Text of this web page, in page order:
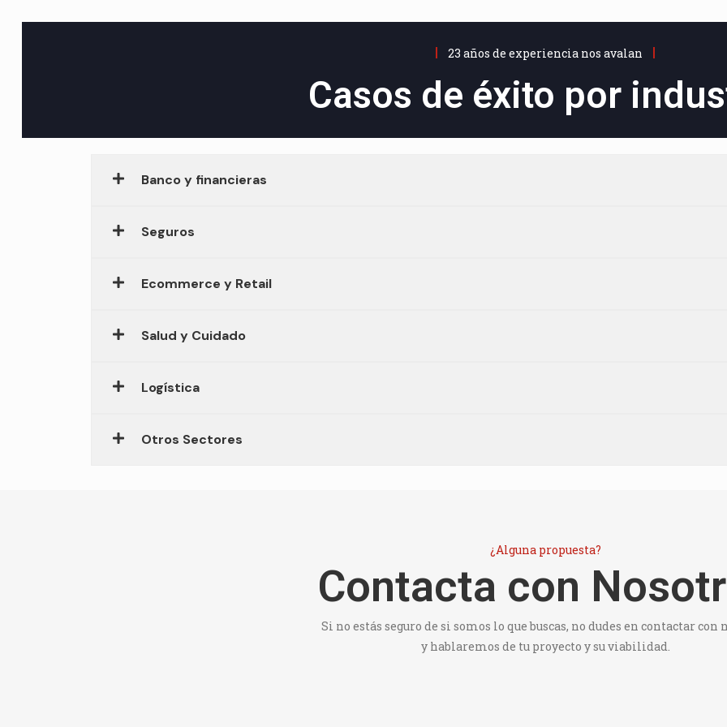
23 años de experiencia nos avalan
Casos de éxito por
Banco y financieras
Seguros
Ecommerce y Retail
Salud y Cuidado
Logística
Otros Sectores
¿Alguna propuesta?
Contacta con
Si no estás seguro de si somos lo que buscas, no dudes en contactar con
y hablaremos de tu proyecto y su viabilidad.